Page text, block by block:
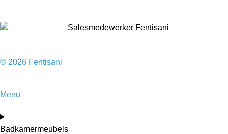
© 2026 Fentisani
Menu
Badkamermeubels